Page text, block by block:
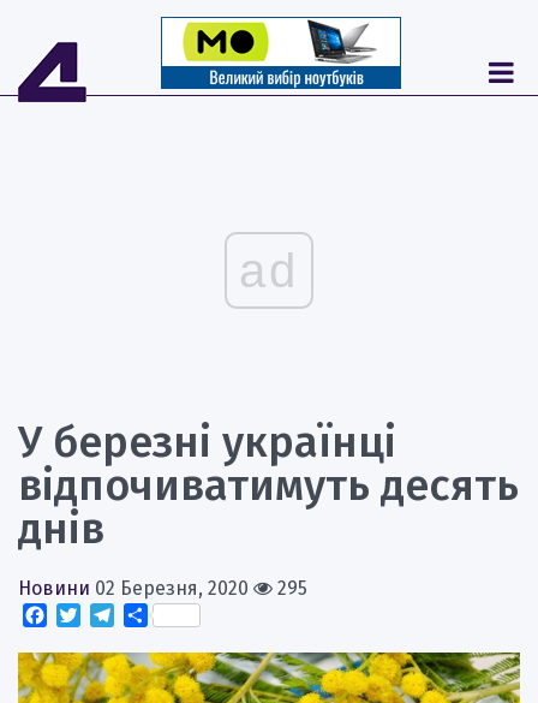
ad
У березні українці
відпочиватимуть десять
днів
Новини 02 Березня, 2020
295
Facebook
TwitterTelegram
Поділитися